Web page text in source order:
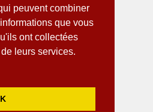
peuvent combiner
que vous
ont collectées
leurs services.